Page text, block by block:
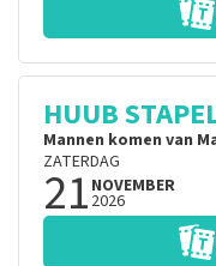
HUUB
Mannen komen van
ZATERDAG
21 NOVEMBER
2026